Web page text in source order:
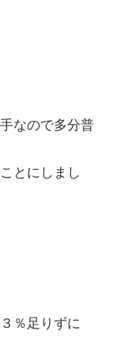
なので多分普
とにしまし
％足りずに